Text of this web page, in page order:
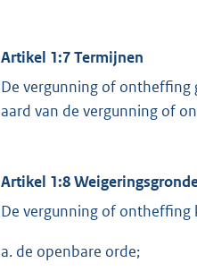
Artikel 1:7 Termijnen
De vergunning of ontheffing
aard van de vergunning of
Artikel 1:8
De vergunning of ontheffing
a. de openbare orde;